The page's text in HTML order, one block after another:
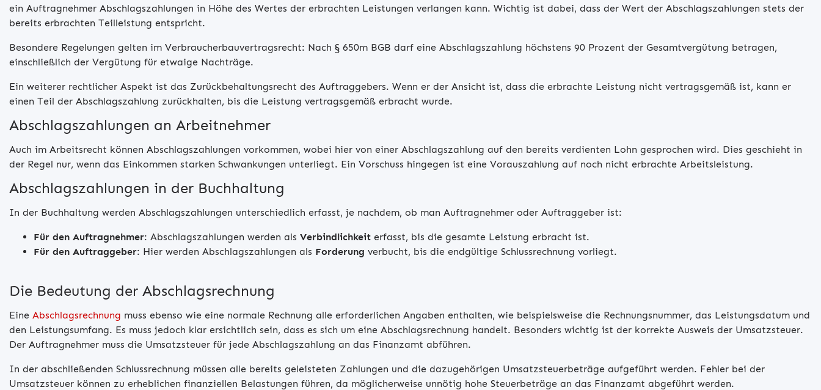
ein Auftragnehmer Abschlagszahlungen in Höhe des Wertes der erbrachten Leistungen verlangen kann. Wichtig ist dabei, dass der Wert der Abschlagszahlungen stets der
bereits erbrachten Teilleistung entspricht.
Besondere Regelungen gelten im Verbraucherbauvertragsrecht: Nach § 650m BGB darf eine Abschlagszahlung höchstens 90 Prozent der Gesamtvergütung betragen,
einschließlich der Vergütung für etwaige Nachträge.
Ein weiterer rechtlicher Aspekt ist das Zurückbehaltungsrecht des Auftraggebers. Wenn er der Ansicht ist, dass die erbrachte Leistung nicht vertragsgemäß ist, kann er
einen Teil der Abschlagszahlung zurückhalten, bis die Leistung vertragsgemäß erbracht wurde.
Abschlagszahlungen an Arbeitnehmer
Auch im Arbeitsrecht können Abschlagszahlungen vorkommen, wobei hier von einer Abschlagszahlung auf den bereits verdienten Lohn gesprochen wird. Dies geschieht in
der Regel nur, wenn das Einkommen starken Schwankungen unterliegt. Ein Vorschuss hingegen ist eine Vorauszahlung auf noch nicht erbrachte Arbeitsleistung.
Abschlagszahlungen in der Buchhaltung
In der Buchhaltung werden Abschlagszahlungen unterschiedlich erfasst, je nachdem, ob man Auftragnehmer oder Auftraggeber ist:
Für den Auftragnehmer: Abschlagszahlungen werden als Verbindlichkeit erfasst, bis die gesamte Leistung erbracht ist.
Für den Auftraggeber: Hier werden Abschlagszahlungen als Forderung verbucht, bis die endgültige Schlussrechnung vorliegt.
Die Bedeutung der Abschlagsrechnung
Eine Abschlagsrechnung muss ebenso wie eine normale Rechnung alle erforderlichen Angaben enthalten, wie beispielsweise die Rechnungsnummer, das Leistungsdatum und
den Leistungsumfang. Es muss jedoch klar ersichtlich sein, dass es sich um eine Abschlagsrechnung handelt. Besonders wichtig ist der korrekte Ausweis der Umsatzsteuer.
Der Auftragnehmer muss die Umsatzsteuer für jede Abschlagszahlung an das Finanzamt abführen.
In der abschließenden Schlussrechnung müssen alle bereits geleisteten Zahlungen und die dazugehörigen Umsatzsteuerbeträge aufgeführt werden. Fehler bei der
Umsatzsteuer können zu erheblichen finanziellen Belastungen führen, da möglicherweise unnötig hohe Steuerbeträge an das Finanzamt abgeführt werden.